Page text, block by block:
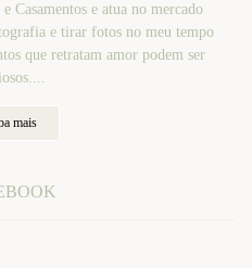
Casamentos e atua no mercado
e tirar fotos no meu tempo
que retratam amor podem ser
mais